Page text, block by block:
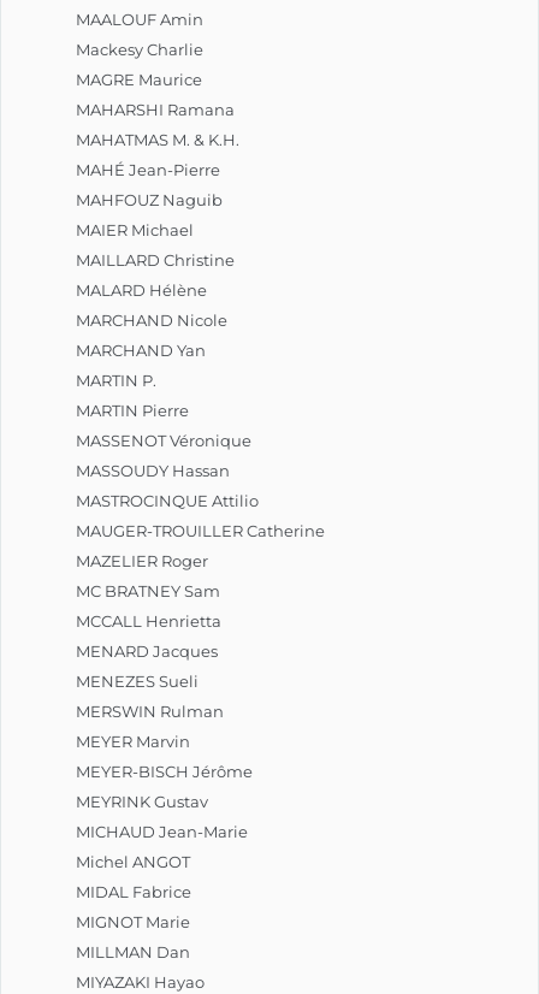
MAALOUF Amin
Mackesy Charlie
MAGRE Maurice
MAHARSHI Ramana
MAHATMAS M. & K.H.
MAHÉ Jean-Pierre
MAHFOUZ Naguib
MAIER Michael
MAILLARD Christine
MALARD Hélène
MARCHAND Nicole
MARCHAND Yan
MARTIN P.
MARTIN Pierre
MASSENOT Véronique
MASSOUDY Hassan
MASTROCINQUE Attilio
MAUGER-TROUILLER Catherine
MAZELIER Roger
MC BRATNEY Sam
MCCALL Henrietta
MENARD Jacques
MENEZES Sueli
MERSWIN Rulman
MEYER Marvin
MEYER-BISCH Jérôme
MEYRINK Gustav
MICHAUD Jean-Marie
Michel ANGOT
MIDAL Fabrice
MIGNOT Marie
MILLMAN Dan
MIYAZAKI Hayao